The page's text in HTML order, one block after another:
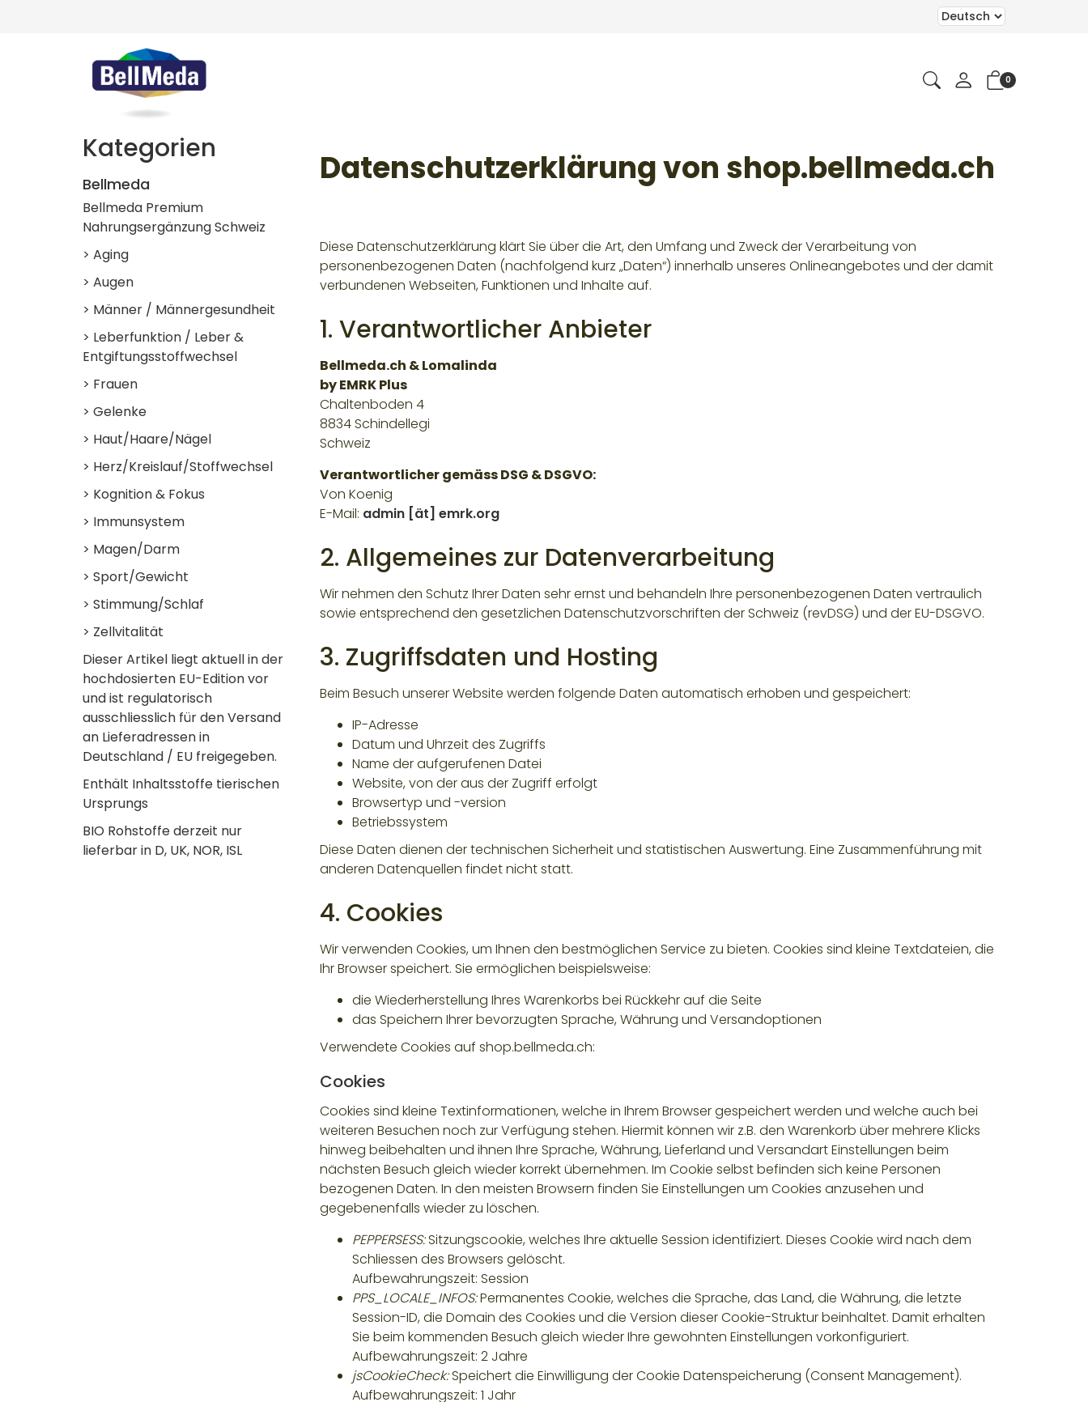
0
Datenschutzerklärung von shop.bellmeda.ch
Diese Datenschutzerklärung klärt Sie über die Art, den Umfang und Zweck der Verarbeitung von
personenbezogenen Daten (nachfolgend kurz „Daten“) innerhalb unseres Onlineangebotes und der damit
verbundenen Webseiten, Funktionen und Inhalte auf.
1. Verantwortlicher Anbieter
Bellmeda.ch & Lomalinda
by EMRK Plus
Chaltenboden 4
8834 Schindellegi
Schweiz
Verantwortlicher gemäss DSG & DSGVO:
Von Koenig
E-Mail: admin [ät] emrk.org
2. Allgemeines zur Datenverarbeitung
Wir nehmen den Schutz Ihrer Daten sehr ernst und behandeln Ihre personenbezogenen Daten vertraulich
sowie entsprechend den gesetzlichen Datenschutzvorschriften der Schweiz (revDSG) und der EU-DSGVO.
3. Zugriffsdaten und Hosting
Beim Besuch unserer Website werden folgende Daten automatisch erhoben und gespeichert:
IP-Adresse
Datum und Uhrzeit des Zugriffs
Name der aufgerufenen Datei
Website, von der aus der Zugriff erfolgt
Browsertyp und -version
Betriebssystem
Diese Daten dienen der technischen Sicherheit und statistischen Auswertung. Eine Zusammenführung mit
anderen Datenquellen findet nicht statt.
4. Cookies
Wir verwenden Cookies, um Ihnen den bestmöglichen Service zu bieten. Cookies sind kleine Textdateien, die
Ihr Browser speichert. Sie ermöglichen beispielsweise:
die Wiederherstellung Ihres Warenkorbs bei Rückkehr auf die Seite
das Speichern Ihrer bevorzugten Sprache, Währung und Versandoptionen
Verwendete Cookies auf shop.bellmeda.ch:
Cookies
Cookies sind kleine Textinformationen, welche in Ihrem Browser gespeichert werden und welche auch bei
weiteren Besuchen noch zur Verfügung stehen. Hiermit können wir z.B. den Warenkorb über mehrere Klicks
hinweg beibehalten und ihnen Ihre Sprache, Währung, Lieferland und Versandart Einstellungen beim
nächsten Besuch gleich wieder korrekt übernehmen. Im Cookie selbst befinden sich keine Personen
bezogenen Daten. In den meisten Browsern finden Sie Einstellungen um Cookies anzusehen und
gegebenenfalls wieder zu löschen.
PEPPERSESS:Sitzungscookie, welches Ihre aktuelle Session identifiziert. Dieses Cookie wird nach dem
Schliessen des Browsers gelöscht.
Aufbewahrungszeit: Session
PPS_LOCALE_INFOS:Permanentes Cookie, welches die Sprache, das Land, die Währung, die letzte
Session-ID, die Domain des Cookies und die Version dieser Cookie-Struktur beinhaltet. Damit erhalten
Sie beim kommenden Besuch gleich wieder Ihre gewohnten Einstellungen vorkonfiguriert.
Aufbewahrungszeit: 2 Jahre
jsCookieCheck:Speichert die Einwilligung der Cookie Datenspeicherung (Consent Management).
Aufbewahrungszeit: 1 Jahr
Kategorien
Bellmeda
Bellmeda Premium
Nahrungsergänzung Schweiz
> Aging
> Augen
> Männer / Männergesundheit
> Leberfunktion / Leber &
Entgiftungsstoffwechsel
> Frauen
> Gelenke
> Haut/Haare/Nägel
> Herz/Kreislauf/Stoffwechsel
> Kognition & Fokus
> Immunsystem
> Magen/Darm
> Sport/Gewicht
> Stimmung/Schlaf
> Zellvitalität
Dieser Artikel liegt aktuell in der
hochdosierten EU-Edition vor
und ist regulatorisch
ausschliesslich für den Versand
an Lieferadressen in
Deutschland / EU freigegeben.
Enthält Inhaltsstoffe tierischen
Ursprungs
BIO Rohstoffe derzeit nur
lieferbar in D, UK, NOR, ISL